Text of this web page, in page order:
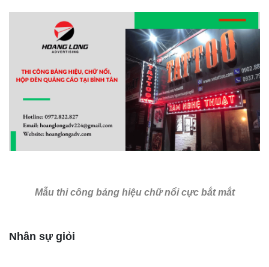
Mẫu thi công bảng hiệu chữ nổi cực bắt mắt
Nhân sự giỏi